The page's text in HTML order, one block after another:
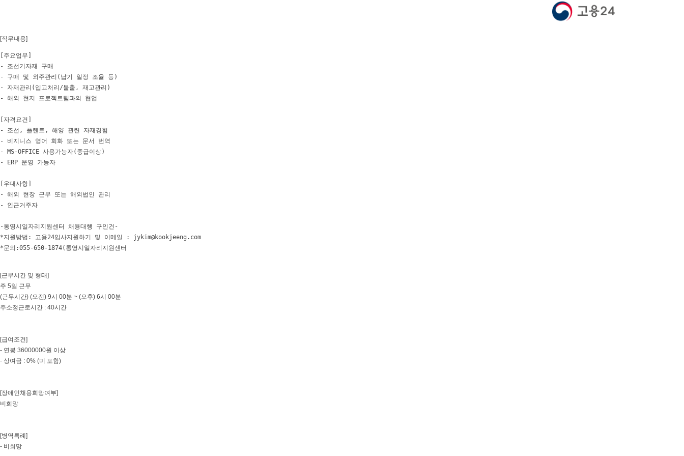
[직무내용]
[주요업무]
- 조선기자재 구매
- 구매 및 외주관리(납기 일정 조율 등)
- 자재관리(입고처리/불출, 재고관리)
- 해외 현지 프로젝트팀과의 협업
[자격요건]
- 조선, 플랜트, 해양 관련 자재경험
- 비지니스 영어 회화 또는 문서 번역
- MS-OFFICE 사용가능자(중급이상)
- ERP 운영 가능자
[우대사항]
- 해외 현장 근무 또는 해외법인 관리
- 인근거주자
-통영시일자리지원센터 채용대행 구인건-
*지원방법: 고용24입사지원하기 및 이메일 : jykim@kookjeeng.com
*문의:055-650-1874(통영시일자리지원센터
[근무시간 및 형태]
주 5일 근무
(근무시간) (오전) 9시 00분 ~ (오후) 6시 00분
주소정근로시간 : 40시간
[급여조건]
- 연봉 36000000원 이상
- 상여금 : 0% (미 포함)
[장애인채용희망여부]
비희망
[병역특례]
- 비희망